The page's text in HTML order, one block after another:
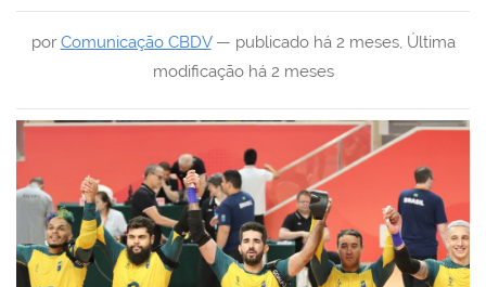
por Comunicação CBDV— publicado há 2 meses, Última
modificação há 2 meses